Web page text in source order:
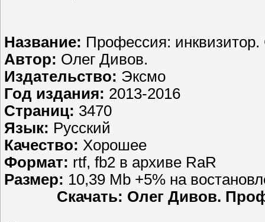
Название: Профессия: инквизитор.
Автор: Олег Дивов.
Издательство: Эксмо
Год издания: 2013-2016
Страниц: 3470
Язык: Русский
Качество: Хорошее
Формат: rtf, fb2 в архиве RaR
Размер: 10,39 Mb +5% на
Скачать: Олег Дивов.